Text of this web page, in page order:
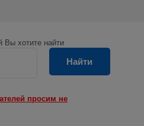
Вы хотите найти
Найти
просим не